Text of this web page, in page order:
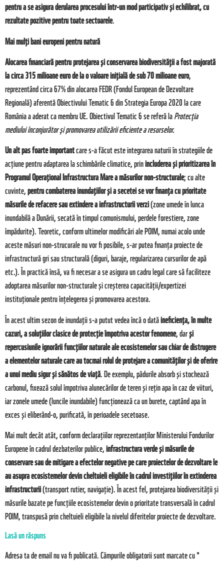
pentru a se asigura derularea procesului într-un mod participativ și echilibrat, cu
rezultate pozitive pentru toate sectoarele.
Mai mulți bani europeni pentru natură
Alocarea financiară pentru protejarea și conservarea biodiversității a fost majorată
la circa 315 milioane euro de la o valoare inițială de sub 70 milioane euro,
reprezentând circa 67% din alocarea FEDR (Fondul European de Dezvoltare
Regională) aferentă Obiectivului Tematic 6 din Strategia Europa 2020 la care
România a aderat ca membru UE. Obiectivul Tematic 6 se referă laProtecţia
mediului înconjurător şi promovarea utilizării eficiente a resurselor.
Un alt pas foarte importantcare s-a făcut este integrarea naturii în strategiile de
acțiune pentru adaptarea la schimbările climatice, prinincluderea și prioritizarea în
Programul Operațional Infrastructura Mare a măsurilor non-structurale; cu alte
cuvinte,pentru combaterea inundațiilor și a secetei se vor finanța cu prioritate
măsurile de refacere sau extindere a infrastructurii verzi(zone umede în lunca
inundabilă a Dunării, secată în timpul comunismului, perdele forestiere, zone
împădurite). Teoretic, conform ultimelor modificări ale POIM, numai acolo unde
aceste măsuri non-strucurale nu vor fi posibile, s-ar putea finanța proiecte de
infrastructură gri sau structurală (diguri, baraje, regularizarea cursurilor de apă
etc.). În practică însă, va fi necesar a se asigura un cadru legal care să faciliteze
adoptarea măsurilor non-structurale și creșterea capacității/expertizei
instituționale pentru înțelegerea și promovarea acestora.
În acest ultim sezon de inundații s-a putut vedea încă o datăineficiența, în multe
cazuri, a soluțiilor clasice de protecție împotriva acestor fenomene, darși
repercusiunile ignorării funcțiilor naturale ale ecosistemelor sau chiar de distrugere
a elementelor naturale care au tocmai rolul de protejare a comunităților și de oferire
a unui mediu sigur și sănătos de viață. De exemplu, pădurile absorb și stochează
carbonul, fixează solul împotriva alunecărilor de teren și rețin apa în caz de viituri,
iar zonele umede (luncile inundabile) funcționează ca un burete, captând apa în
exces și eliberând-o, purificată, în perioadele secetoase.
Mai mult decât atât, conform declarațiilor reprezentanților Ministerului Fondurilor
Europene în cadrul dezbaterilor publice,infrastructura verde și măsurile de
conservare sau de mitigare a efectelor negative pe care proiectelor de dezvoltare le
au asupra ecosistemelor devin cheltuieli eligibile în cadrul investițiilor în extinderea
infrastructurii(transport rutier, navigație). În acest fel, protejarea biodiversității și
măsurile bazate pe funcțiile ecosistemelor devin o prioritate transversală în cadrul
POIM, transpusă prin cheltuieli eligibile la nivelul diferitelor proiecte de dezvoltare.
Lasă un răspuns
Adresa ta de email nu va fi publicată.Câmpurile obligatorii sunt marcate cu*